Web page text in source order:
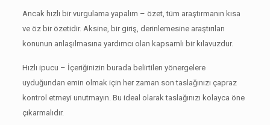
Ancak hızlı bir vurgulama yapalım – özet, tüm araştırmanın kısa
ve öz bir özetidir. Aksine, bir giriş, derinlemesine araştırılan
konunun anlaşılmasına yardımcı olan kapsamlı bir kılavuzdur.
Hızlı ipucu – İçeriğinizin burada belirtilen yönergelere
uyduğundan emin olmak için her zaman son taslağınızı çapraz
kontrol etmeyi unutmayın. Bu ideal olarak taslağınızı kolayca öne
çıkarmalıdır.